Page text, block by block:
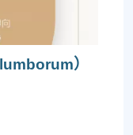
）